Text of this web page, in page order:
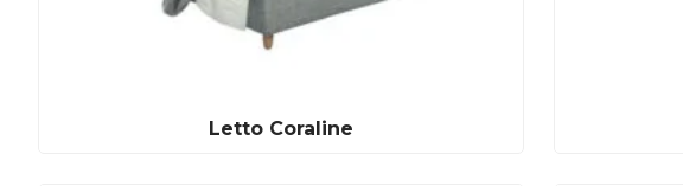
Letto Coraline